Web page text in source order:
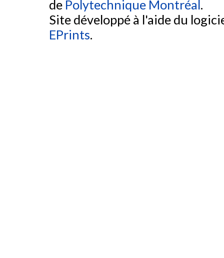
de Polytechnique Montréal .
Site développé à l'aide du
EPrints.